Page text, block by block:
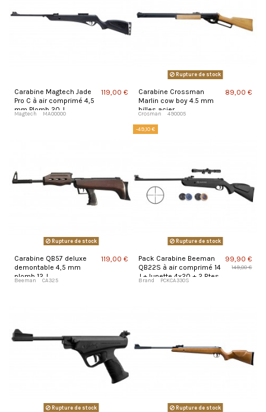
Carabine Magtech Jade
Pro C à air comprimé 4,5
mm Plomb 20 J
Magtech MA00000
119,00 €
Rupture de stock
Carabine Crossman
Marlin cow boy 4.5 mm
billes acier
Crosman 490005
89,00 €
Rupture de stock
Carabine QB57 deluxe
demontable 4,5 mm
plomb 12 J
Beeman CA325
119,00 €
-49,10 €
Rupture de stock
Pack Carabine Beeman
QB22S à air comprimé 14
J + lunette 4x20 + 2 Btes
Brand PCKCA330S
99,90 €
149,00 €
Rupture de stock Rupture de stock